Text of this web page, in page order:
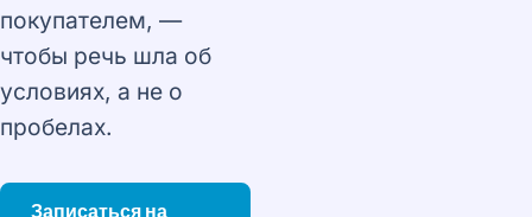
покупателем, —
чтобы речь шла об
условиях, а не о
пробелах.
Записаться на